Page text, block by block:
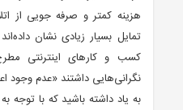
هزینه کمتر و صرفه جویی از
تمایل بسیار زیادی نشان
کسب و کارهای اینترنتی
نگرانی‌هایی داشتند «عدم وجود
به یاد داشته باشید که با توجه